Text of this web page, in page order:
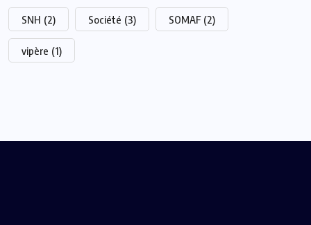
SNH (2) Société (3) SOMAF (2)
vipère (1)